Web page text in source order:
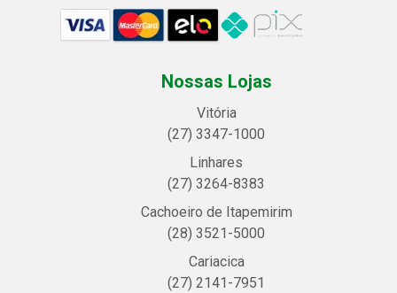
Nossas Lojas
Vitória
(27) 3347-1000
Linhares
(27) 3264-8383
Cachoeiro de Itapemirim
(28) 3521-5000
Cariacica
(27) 2141-7951